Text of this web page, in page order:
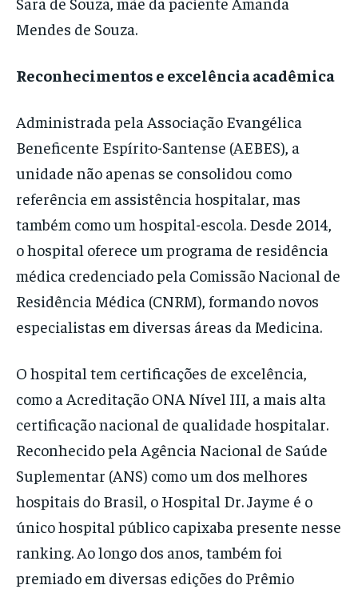
Mendes de Souza.
Reconhecimentos e excelência acadêmica
Administrada pela Associação Evangélica
Beneficente Espírito-Santense (AEBES), a
unidade não apenas se consolidou como
referência em assistência hospitalar, mas
também como um hospital-escola. Desde 2014,
o hospital oferece um programa de residência
médica credenciado pela Comissão Nacional de
Residência Médica (CNRM), formando novos
especialistas em diversas áreas da Medicina.
O hospital tem certificações de excelência,
como a Acreditação ONA Nível III, a mais alta
certificação nacional de qualidade hospitalar.
Reconhecido pela Agência Nacional de Saúde
Suplementar (ANS) como um dos melhores
hospitais do Brasil, o Hospital Dr. Jayme é o
único hospital público capixaba presente nesse
ranking. Ao longo dos anos, também foi
premiado em diversas edições do Prêmio